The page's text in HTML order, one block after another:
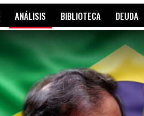
ANÁLISIS BIBLIOTECA DEUDA